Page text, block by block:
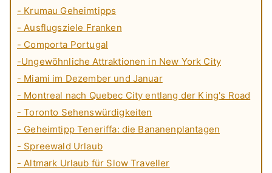
- Krumau Geheimtipps
- Ausflugsziele Franken
- Comporta Portugal
-Ungewöhnliche Attraktionen in New York City
- Miami im Dezember und Januar
- Montreal nach Quebec City entlang der King's Road
- Toronto Sehenswürdigkeiten
- Geheimtipp Teneriffa: die Bananenplantagen
- Spreewald Urlaub
- Altmark Urlaub für Slow Traveller